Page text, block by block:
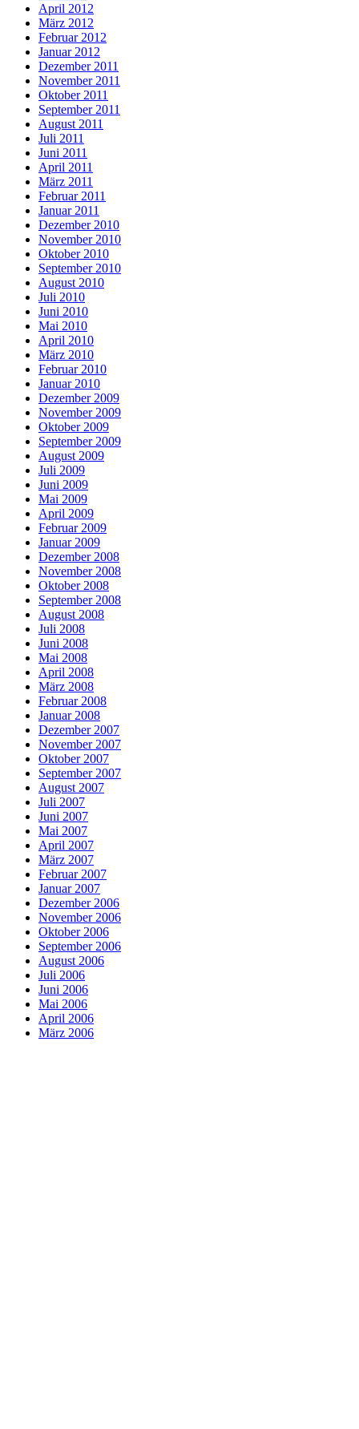
April 2012
März 2012
Februar 2012
Januar 2012
Dezember 2011
November 2011
Oktober 2011
September 2011
August 2011
Juli 2011
Juni 2011
April 2011
März 2011
Februar 2011
Januar 2011
Dezember 2010
November 2010
Oktober 2010
September 2010
August 2010
Juli 2010
Juni 2010
Mai 2010
April 2010
März 2010
Februar 2010
Januar 2010
Dezember 2009
November 2009
Oktober 2009
September 2009
August 2009
Juli 2009
Juni 2009
Mai 2009
April 2009
Februar 2009
Januar 2009
Dezember 2008
November 2008
Oktober 2008
September 2008
August 2008
Juli 2008
Juni 2008
Mai 2008
April 2008
März 2008
Februar 2008
Januar 2008
Dezember 2007
November 2007
Oktober 2007
September 2007
August 2007
Juli 2007
Juni 2007
Mai 2007
April 2007
März 2007
Februar 2007
Januar 2007
Dezember 2006
November 2006
Oktober 2006
September 2006
August 2006
Juli 2006
Juni 2006
Mai 2006
April 2006
März 2006